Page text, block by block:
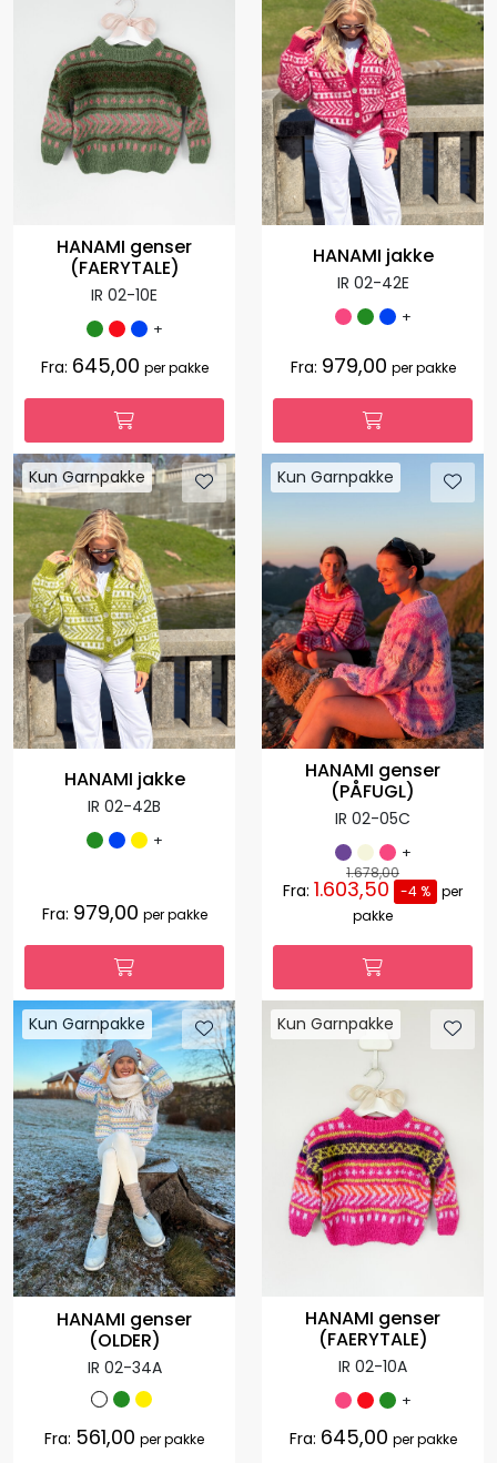
HANAMI genser
(FAERYTALE)
IR 02-10E
+
Fra: 645,00 per pakke
HANAMI jakke
IR 02-42E
+
Fra: 979,00 per pakke
Kun Garnpakke
HANAMI jakke
IR 02-42B
+
Fra: 979,00 per pakke
Kun Garnpakke
HANAMI genser
(PÅFUGL)
IR 02-05C
+
1.678,00
Fra: 1.603,50 -4 % per
pakke
Kun Garnpakke
HANAMI genser
(OLDER)
IR 02-34A
Fra: 561,00 per pakke
Kun Garnpakke
HANAMI genser
(FAERYTALE)
IR 02-10A
+
Fra: 645,00 per pakke